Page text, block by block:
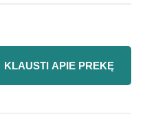
KLAUSTI APIE PREKĘ